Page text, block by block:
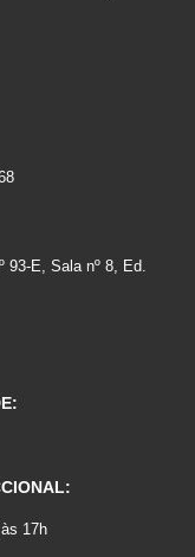
93-E, Sala nº 8, Ed.
17h